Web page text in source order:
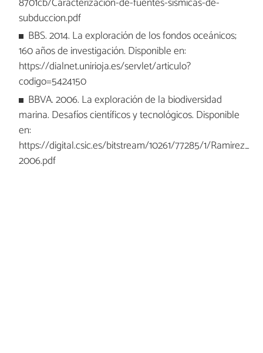
subduccion.pdf
BBS. 2014. La exploración de los fondos oceánicos;
160 años de investigación. Disponible en:
https://dialnet.unirioja.es/servlet/articulo?
codigo=5424150
BBVA. 2006. La exploración de la biodiversidad
marina. Desafíos científicos y tecnológicos. Disponible
en:
https://digital.csic.es/bitstream/10261/77285/1/Ramirez_
2006.pdf